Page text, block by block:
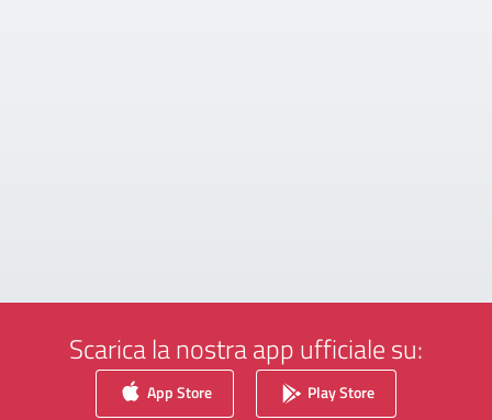
Scarica la nostra app ufficiale su:
App Store Play Store